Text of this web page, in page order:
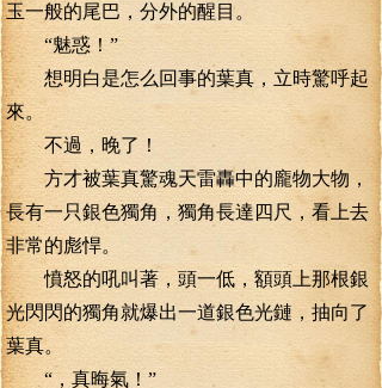
玉一般的尾巴，分外的醒目。
“魅惑！”
想明白是怎么回事的葉真，立時驚呼起
來。
不過，晚了！
方才被葉真驚魂天雷轟中的龐物大物，
長有一只銀色獨角，獨角長達四尺，看上去
非常的彪悍。
憤怒的吼叫著，頭一低，額頭上那根銀
光閃閃的獨角就爆出一道銀色光鏈，抽向了
葉真。
“，真晦氣！”